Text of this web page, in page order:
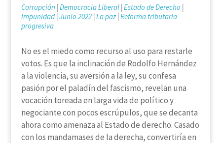
Corrupción |Democracia Liberal|Estado de Derecho |
Impunidad|Junio 2022|La paz|Reforma tributaria
progresiva
No es el miedo como recurso al uso para restarle
votos. Es que la inclinación de Rodolfo Hernández
a la violencia, su aversión a la ley, su confesa
pasión por el paladín del fascismo, revelan una
vocación toreada en larga vida de político y
negociante con pocos escrúpulos, que se decanta
ahora como amenaza al Estado de derecho. Casado
con los mandamases de la derecha, convertiría en